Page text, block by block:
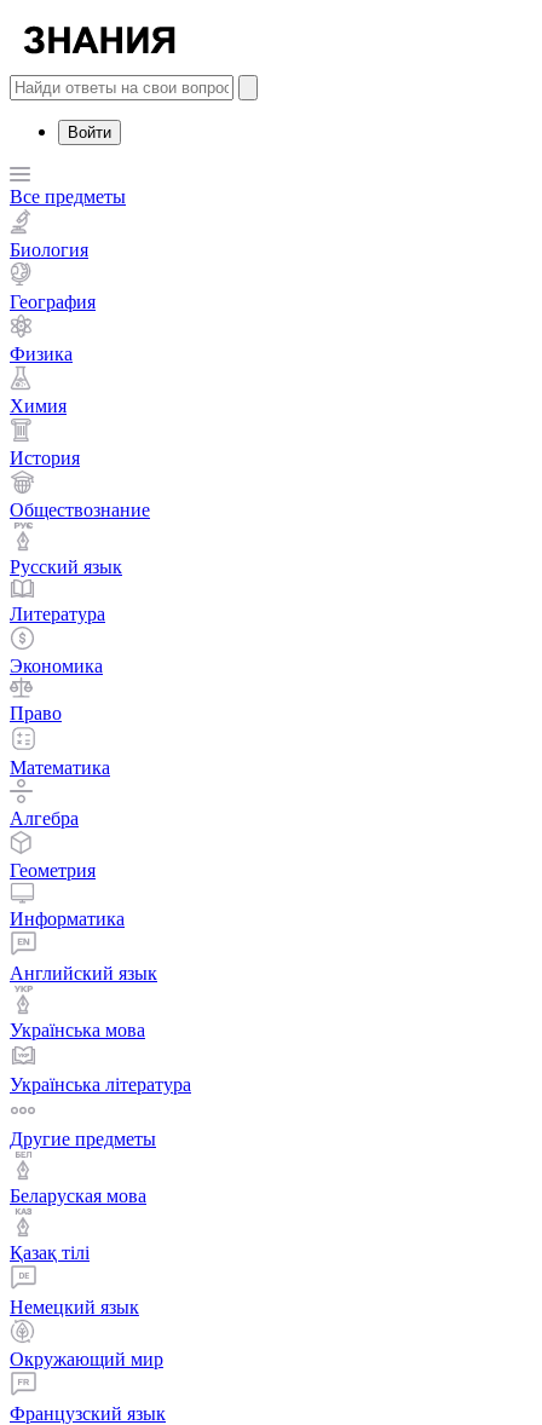
Войти
Все предметы
Биология
География
Физика
Химия
История
Обществознание
Русский язык
Литература
Экономика
Право
Математика
Алгебра
Геометрия
Информатика
Английский язык
Українська мова
Українська література
Другие предметы
Беларуская мова
Қазақ тiлi
Немецкий язык
Окружающий мир
Французский язык